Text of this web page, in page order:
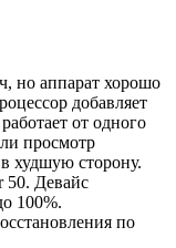
но аппарат хорошо
добавляет
от одного
просмотр
худшую сторону.
50. Девайс
100%.
по